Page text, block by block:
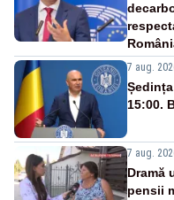
7 aug.
15:00.
7 aug.
Dramă
pensii